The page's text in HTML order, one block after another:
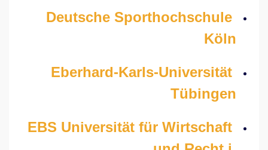
Deutsche Sporthochschule
Köln
Eberhard-Karls-Universität
Tübingen
EBS Universität für Wirtschaft